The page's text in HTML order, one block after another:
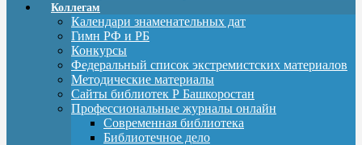
Коллегам
Календари знаменательных дат
Гимн РФ и РБ
Конкурсы
Федеральный список экстремистских материалов
Методические материалы
Сайты библиотек Р Башкоростан
Профессиональные журналы онлайн
Современная библиотека
Библиотечное дело